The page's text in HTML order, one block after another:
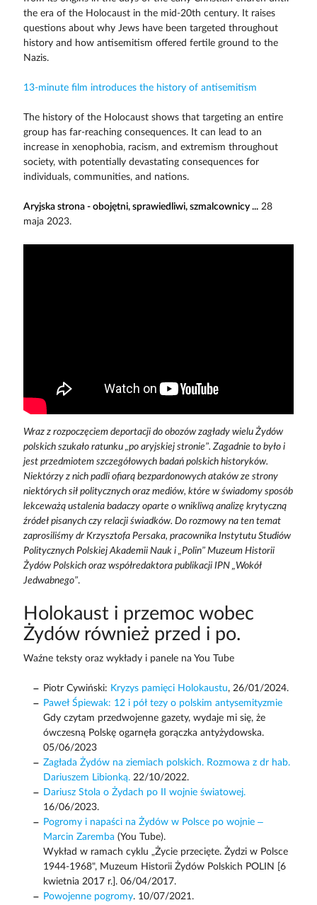
the era of the Holocaust in the mid-20th century. It raises
questions about why Jews have been targeted throughout
history and how antisemitism offered fertile ground to the
Nazis.
13-minute film introduces the history of antisemitism
The history of the Holocaust shows that targeting an entire
group has far-reaching consequences. It can lead to an
increase in xenophobia, racism, and extremism throughout
society, with potentially devastating consequences for
individuals, communities, and nations.
Aryjska strona - obojętni, sprawiedliwi, szmalcownicy ...28
maja 2023.
Wraz z rozpoczęciem deportacji do obozów zagłady wielu Żydów
polskich szukało ratunku „po aryjskiej stronie”. Zagadnie to było i
jest przedmiotem szczegółowych badań polskich historyków.
Niektórzy z nich padli ofiarą bezpardonowych ataków ze strony
niektórych sił politycznych oraz mediów, które w świadomy sposób
lekceważą ustalenia badaczy oparte o wnikliwą analizę krytyczną
źródeł pisanych czy relacji świadków. Do rozmowy na ten temat
zaprosiliśmy dr Krzysztofa Persaka, pracownika Instytutu Studiów
Politycznych Polskiej Akademii Nauk i „Polin” Muzeum Historii
Żydów Polskich oraz współredaktora publikacji IPN „Wokół
Jedwabnego”.
Holokaust i przemoc wobec
Żydów również przed i po.
Waźne teksty oraz wykłady i panele na You Tube
Piotr Cywiński: Kryzys pamięci Holokaustu, 26/01/2024.
Paweł Śpiewak: 12 i pół tezy o polskim antysemityzmie
Gdy czytam przedwojenne gazety, wydaje mi się, że
ówczesną Polskę ogarnęła gorączka antyżydowska.
05/06/2023
Zagłada Żydów na ziemiach polskich. Rozmowa z dr hab.
Dariuszem Libionką.22/10/2022.
Dariusz Stola o Żydach po II wojnie światowej.
16/06/2023.
Pogromy i napaści na Żydów w Polsce po wojnie –
Marcin Zaremba (You Tube).
Wykład w ramach cyklu „Życie przecięte. Żydzi w Polsce
1944-1968", Muzeum Historii Żydów Polskich POLIN [6
kwietnia 2017 r.]. 06/04/2017.
Powojenne pogromy. 10/07/2021.